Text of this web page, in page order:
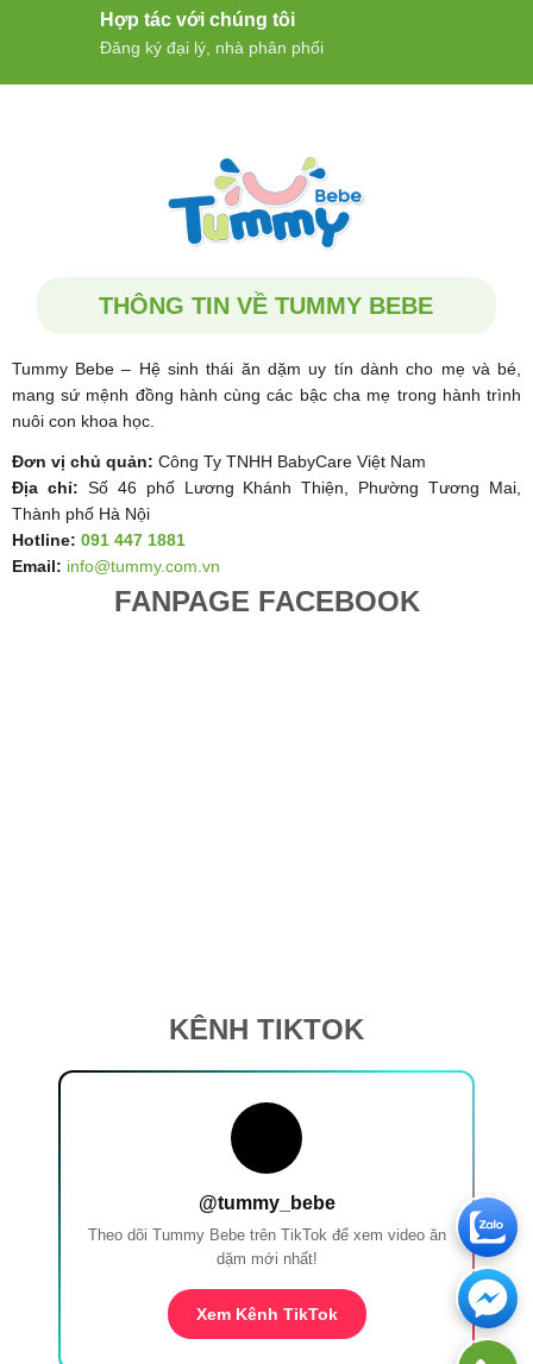
Hợp tác với chúng tôi
Đăng ký đại lý, nhà phân phối
THÔNG TIN VỀ TUMMY BEBE
Tummy Bebe – Hệ sinh thái ăn dặm uy tín dành cho mẹ và bé,
mang sứ mệnh đồng hành cùng các bậc cha mẹ trong hành trình
nuôi con khoa học.
Đơn vị chủ quản: Công Ty TNHH BabyCare Việt Nam
Địa chỉ: Số 46 phố Lương Khánh Thiện, Phường Tương Mai,
Thành phố Hà Nội
Hotline: 091 447 1881
Email: info@tummy.com.vn
FANPAGE FACEBOOK
KÊNH TIKTOK
@tummy_bebe
Theo dõi Tummy Bebe trên TikTok để xem video ăn
dặm mới nhất!
Xem Kênh TikTok